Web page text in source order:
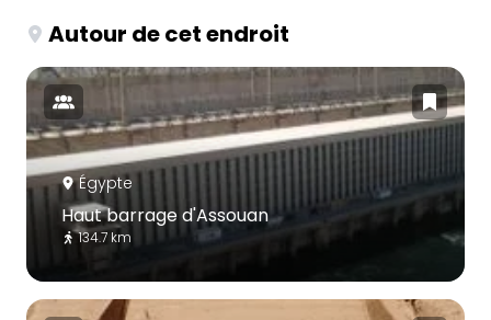
Autour de cet endroit
Égypte
Haut barrage d'Assouan
134.7 km